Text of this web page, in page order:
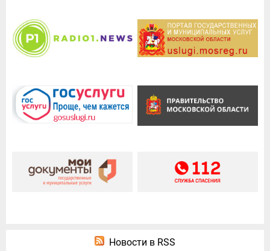
Новости в RSS